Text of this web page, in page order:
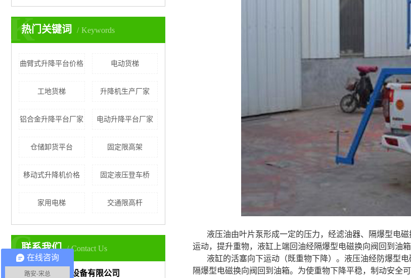
热门关键词 Keywords
K
曲臂式升降平台价格 电动货梯
工地货梯 升降机生产厂家
铝合金升降平台厂家 电动升降平台厂家
仓储卸货平台 固定限高架
移动式升降机价格 固定液压登车桥
家用电梯 交通限高杆
联系我们 Contact Us
C
山东路安机械设备有限公司
液压油由叶片泵形成一定的压力，经滤油器、隔爆型电
运动，提升重物，液缸上端回油经隔爆型电磁换向阀回到油
液缸的活塞向下运动（既重物下降）。液压油经防爆型
隔爆型电磁换向阀回到油箱。为使重物下降平稳，制动安全
在线咨询
路安-宋总